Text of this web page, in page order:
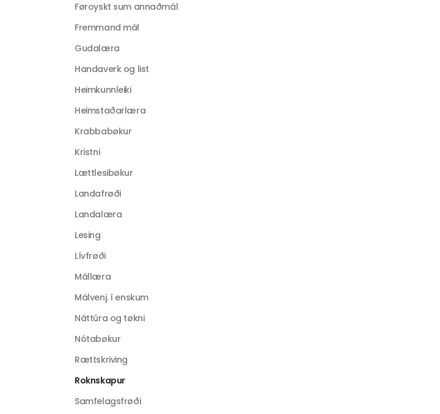
Føroyskt sum annaðmál
Fremmand mál
Gudalæra
Handaverk og list
Heimkunnleiki
Heimstaðarlæra
Krabbabøkur
Kristni
Lættlesibøkur
Landafrøði
Landalæra
Lesing
Lívfrøði
Mállæra
Málvenj. í enskum
Náttúra og tøkni
Nótabøkur
Rættskriving
Roknskapur
Samfelagsfrøði